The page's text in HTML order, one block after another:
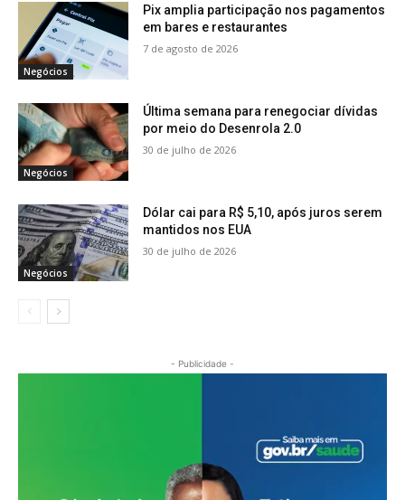
Negócios
Pix amplia participação nos pagamentos
em bares e restaurantes
7 de agosto de 2026
Negócios
Última semana para renegociar dívidas
por meio do Desenrola 2.0
30 de julho de 2026
Negócios
Dólar cai para R$ 5,10, após juros serem
mantidos nos EUA
30 de julho de 2026
- Publicidade -